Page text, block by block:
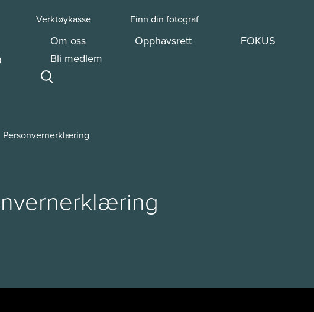
Verktøykasse Finn din fotograf
Om oss Opphavsrett FOKUS
Bli medlem
Personvernerklæring